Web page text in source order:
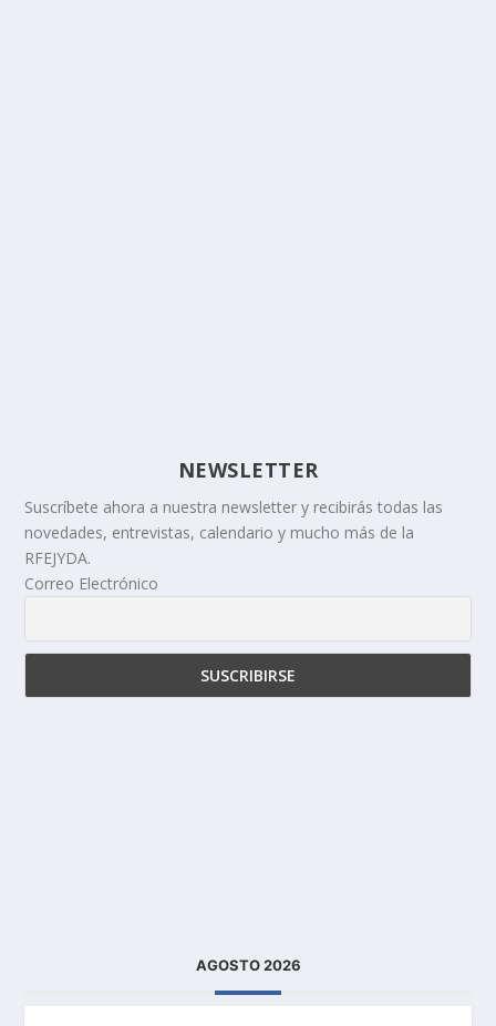
NEWSLETTER
Suscríbete ahora a nuestra newsletter y recibirás todas las
novedades, entrevistas, calendario y mucho más de la
RFEJYDA.
Correo Electrónico
AGOSTO 2026